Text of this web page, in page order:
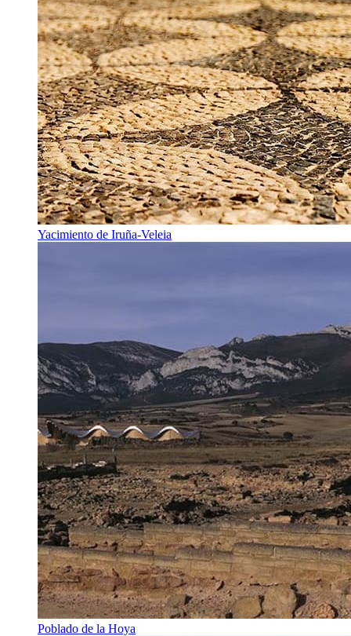
Yacimiento de Iruña-Veleia
Poblado de la Hoya